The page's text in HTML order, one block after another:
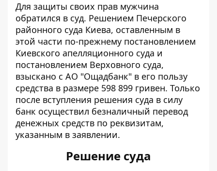
Для защиты своих прав мужчина
обратился в суд. Решением Печерского
районного суда Киева, оставленным в
этой части по-прежнему постановлением
Киевского апелляционного суда и
постановлением Верховного суда,
взыскано с АО "Ощадбанк" в его пользу
средства в размере 598 899 гривен. Только
после вступления решения суда в силу
банк осуществил безналичный перевод
денежных средств по реквизитам,
указанным в заявлении.
Решение суда